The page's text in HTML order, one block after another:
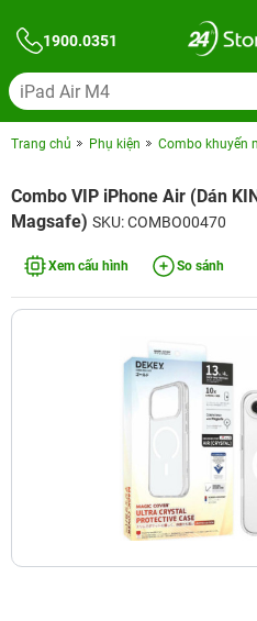
1900.0351
Trang chủ Phụ kiện Combo khuyến
Combo VIP iPhone Air (Dán
Magsafe) SKU: COMBO00470
Xem cấu hình So sánh